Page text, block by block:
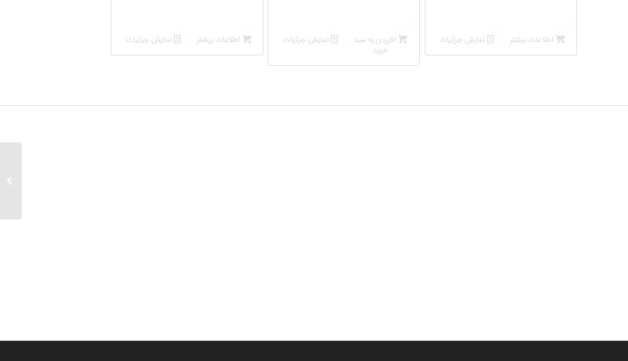
اطلاعات بیشتر نمایش جزئیات
افزودن به سبد
خرید
نمایش جزئیات اطلاعات بیشتر نمایش جزئیات
تورج